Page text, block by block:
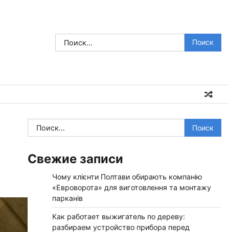
Найти:
Найти:
Свежие записи
Чому клієнти Полтави обирають компанію
«Евроворота» для виготовлення та монтажу
парканів
Как работает выжигатель по дереву:
разбираем устройство прибора перед